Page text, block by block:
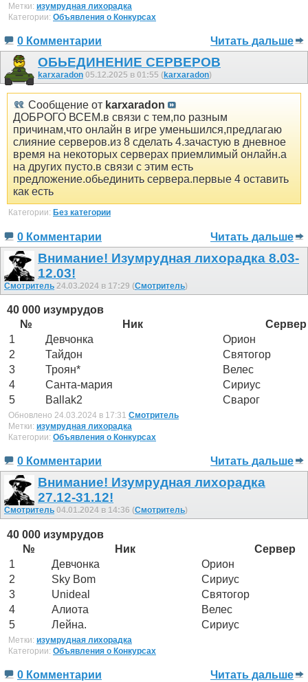
Метки: изумрудная лихорадка
Категории: Объявления о Конкурсах
0 Комментарии Читать дальше
ОБЬЕДИНЕНИЕ СЕРВЕРОВ
karxaradon 05.12.2025 в 01:55 (karxaradon)
Сообщение от karxaradon
ДОБРОГО ВСЕМ.в связи с тем,по разным
причинам,что онлайн в игре уменьшился,предлагаю
слияние серверов.из 8 сделать 4.зачастую в дневное
время на некоторых серверах приемлимый онлайн.а
на других пусто.в связи с этим есть
предложение.обьединить сервера.первые 4 оставить
как есть
Категории: Без категории
0 Комментарии Читать дальше
Внимание! Изумрудная лихорадка 8.03-
12.03!
Смотритель 24.03.2024 в 17:29 (Смотритель)
40 000 изумрудов
№
Ник
Сервер
1
Девчонка
Орион
2
Тайдон
Святогор
3
Троян*
Велес
4
Санта-мария
Сириус
5
Ballak2 Сварог
Обновлено 24.03.2024 в 17:31 Смотритель
Метки: изумрудная лихорадка
Категории: Объявления о Конкурсах
0 Комментарии Читать дальше
Внимание! Изумрудная лихорадка
27.12-31.12!
Смотритель 04.01.2024 в 14:36 (Смотритель)
40 000 изумрудов
№
Ник
Сервер
1
Девчонка
Орион
2
Sky Bom
Сириус
3
Unideal
Святогор
4
Алиота
Велес
5
Лейна. Сириус
Метки: изумрудная лихорадка
Категории: Объявления о Конкурсах
0 Комментарии Читать дальше